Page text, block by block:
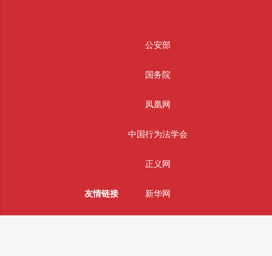
友情链接
公安部
国务院
凤凰网
中国行为法学会
正义网
新华网